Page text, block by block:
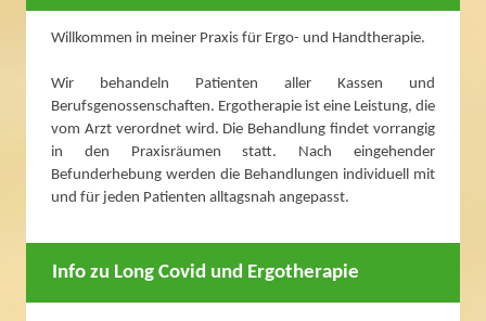
Willkommen in meiner Praxis für Ergo- und Handtherapie.
Wir behandeln Patienten aller Kassen und
Berufsgenossenschaften. Ergotherapie ist eine Leistung, die
vom Arzt verordnet wird. Die Behandlung findet vorrangig
in den Praxisräumen statt. Nach eingehender
Befunderhebung werden die Behandlungen individuell mit
und für jeden Patienten alltagsnah angepasst.
Info zu Long Covid und Ergotherapie